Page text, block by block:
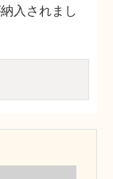
入されまし